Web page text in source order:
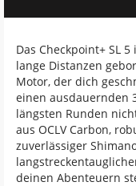
Das Checkpoint+ SL
lange Distanzen
Motor, der dich
einen ausdauernden
längsten Runden
aus OCLV Carbon,
zuverlässiger
deinen Abenteuern